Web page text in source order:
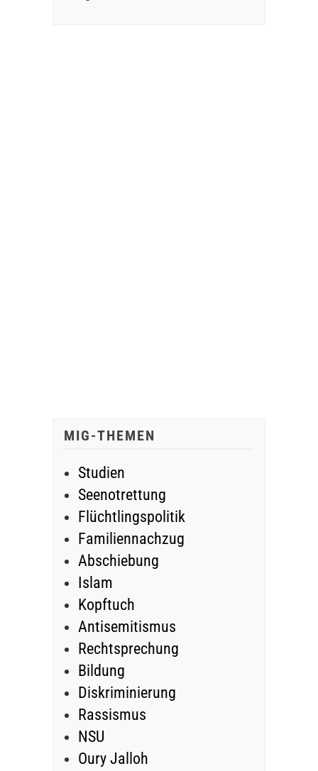
MIG-THEMEN
Studien
Seenotrettung
Flüchtlingspolitik
Familiennachzug
Abschiebung
Islam
Kopftuch
Antisemitismus
Rechtsprechung
Bildung
Diskriminierung
Rassismus
NSU
Oury Jalloh